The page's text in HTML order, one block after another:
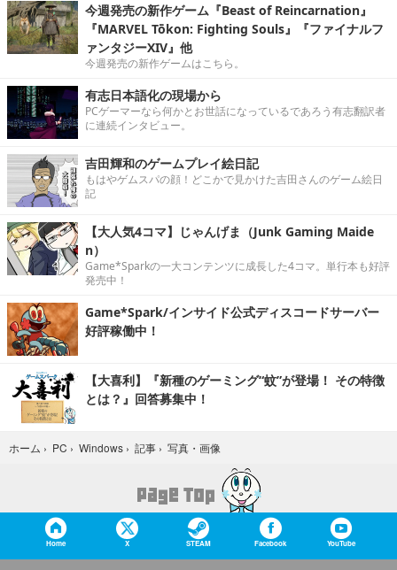
今週発売の新作ゲーム『Beast of Reincarnation』
『MARVEL Tōkon: Fighting Souls』『ファイナルフ
ァンタジーXIV』他
今週発売の新作ゲームはこちら。
有志日本語化の現場から
PCゲーマーなら何かとお世話になっているであろう有志翻訳者
に連続インタビュー。
吉田輝和のゲームプレイ絵日記
もはやゲムスパの顔！どこかで見かけた吉田さんのゲーム絵日
記
【大人気4コマ】じゃんげま（Junk Gaming Maide
n）
Game*Sparkの一大コンテンツに成長した4コマ。単行本も好評
発売中！
Game*Spark/インサイド公式ディスコードサーバー
好評稼働中！
【大喜利】『新種のゲーミング“蚊”が登場！ その特徴
とは？』回答募集中！
ホーム › PC › Windows › 記事 › 写真・画像
Home X STEAM Facebook YouTube